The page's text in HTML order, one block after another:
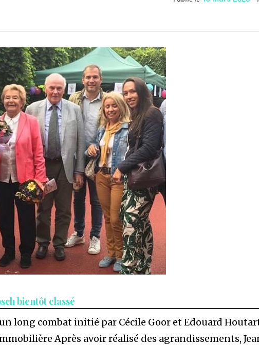
bientôt classé
long combat initié par Cécile Goor et Edouard
Après avoir réalisé des agrandissements,